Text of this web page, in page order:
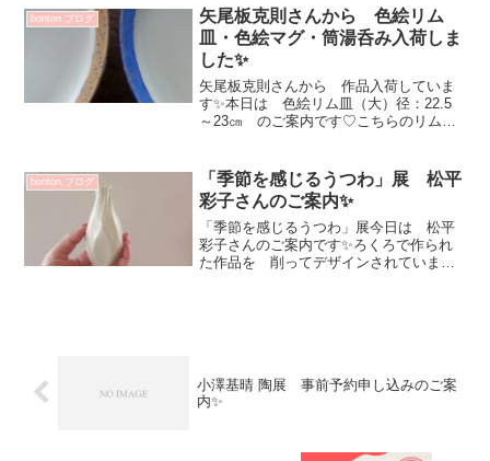
撮影会💕自宅で早速アイスクリームコン
ポートを使って...
bonton.ブログ
矢尾板克則さんから 色絵リム
皿・色絵マグ・筒湯呑み入荷しま
した✨
矢尾板克則さんから 作品入荷していま
す✨本日は 色絵リム皿（大）径：22.5
～23㎝ のご案内です♡こちらのリム
す！ そして裏側は楽しくなるお色なの
です✨メチャメチャ...
bonton.ブログ
「季節を感じるうつわ」展 松平
彩子さんのご案内✨
「季節を感じるうつわ」展今日は 松平
彩子さんのご案内です✨ろくろで作られ
た作品を 削ってデザインされています
小澤基晴 陶展 事前予約申し込みのご案
内✨